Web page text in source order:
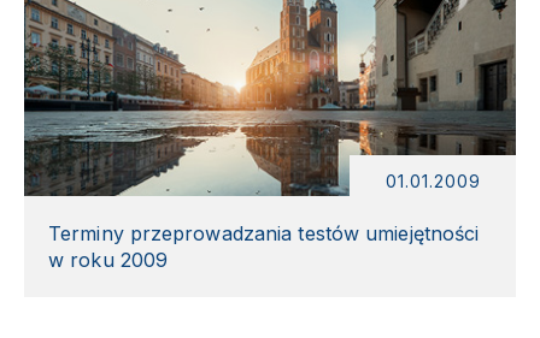
01.01.2009
Terminy przeprowadzania testów umiejętności
w roku 2009